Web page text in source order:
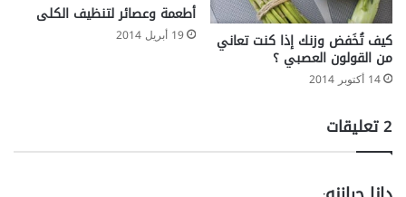
كيف تُخَفض وزنك إذا كنت تعاني
من القولون العصبي ؟
14 أكتوبر 2014
أطعمة وعصائر لتنظيف الكلى
19 أبريل 2014
‫2 تعليقات
ي